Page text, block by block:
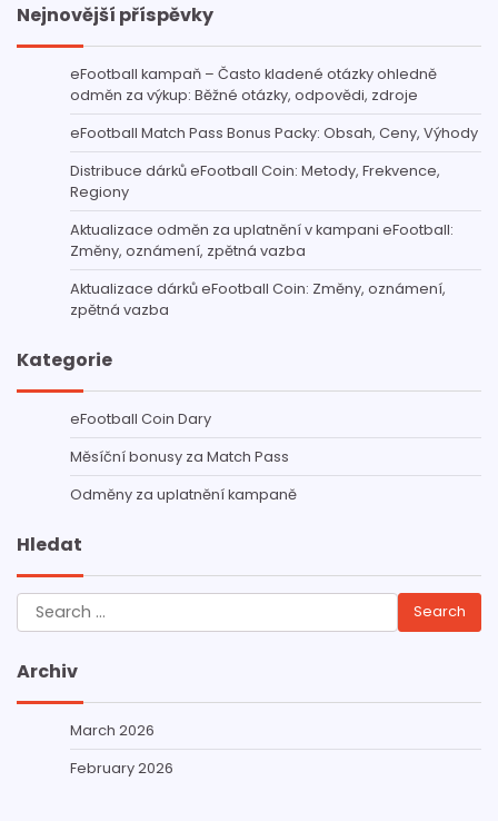
Nejnovější příspěvky
eFootball kampaň – Často kladené otázky ohledně
odměn za výkup: Běžné otázky, odpovědi, zdroje
eFootball Match Pass Bonus Packy: Obsah, Ceny, Výhody
Distribuce dárků eFootball Coin: Metody, Frekvence,
Regiony
Aktualizace odměn za uplatnění v kampani eFootball:
Změny, oznámení, zpětná vazba
Aktualizace dárků eFootball Coin: Změny, oznámení,
zpětná vazba
Kategorie
eFootball Coin Dary
Měsíční bonusy za Match Pass
Odměny za uplatnění kampaně
Hledat
Search
for:
Archiv
March 2026
February 2026